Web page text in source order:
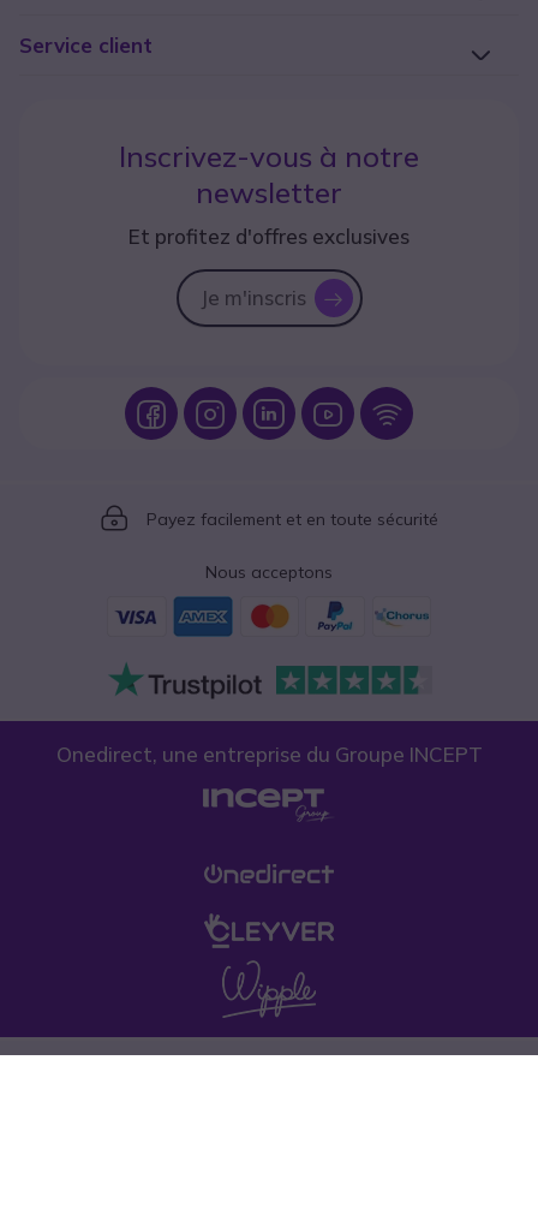
Service client
Inscrivez-vous à notre
newsletter
Et profitez d'offres exclusives
Je m'inscris icon
Icon IconIcon Icon Icon
Icon
Payez facilement et en toute sécurité
Nous acceptons
Onedirect, une entreprise du Groupe INCEPT